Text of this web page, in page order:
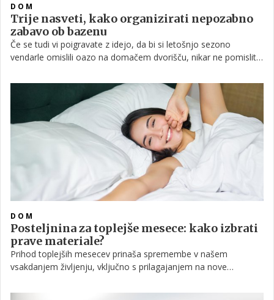
DOM
Trije nasveti, kako organizirati nepozabno
zabavo ob bazenu
Če se tudi vi poigravate z idejo, da bi si letošnjo sezono
vendarle omislili oazo na domačem dvorišču, nikar ne pomislite
boste vprašali, zakaj niste domačega bazena postavili že prej.
DOM
Posteljnina za toplejše mesece: kako izbrati
prave materiale?
Prihod toplejših mesecev prinaša spremembe v našem
vsakdanjem življenju, vključno s prilagajanjem na nove
ustrezne posteljnine, ki nam bo zagotovila udobje in svežino